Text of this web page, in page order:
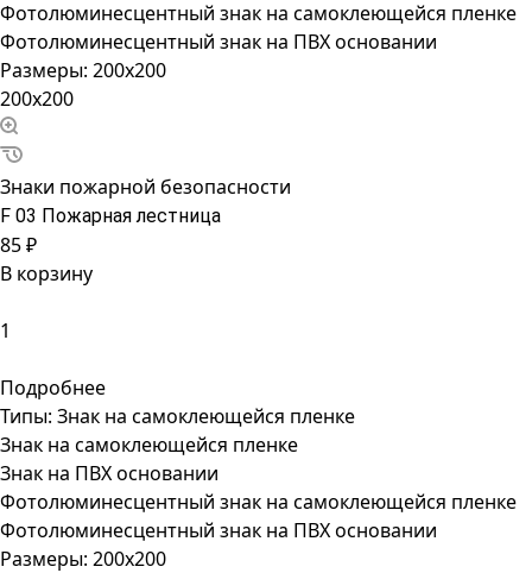
Фотолюминесцентный знак на самоклеющейся пленке
Фотолюминесцентный знак на ПВХ основании
Размеры: 200x200
200x200
Знаки пожарной безопасности
F 03 Пожарная лестница
85 ₽
В корзину
Подробнее
Типы: Знак на самоклеющейся пленке
Знак на самоклеющейся пленке
Знак на ПВХ основании
Фотолюминесцентный знак на самоклеющейся пленке
Фотолюминесцентный знак на ПВХ основании
Размеры: 200x200